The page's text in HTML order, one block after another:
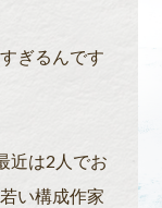
ぎるんです
近は2人でお
い構成作家